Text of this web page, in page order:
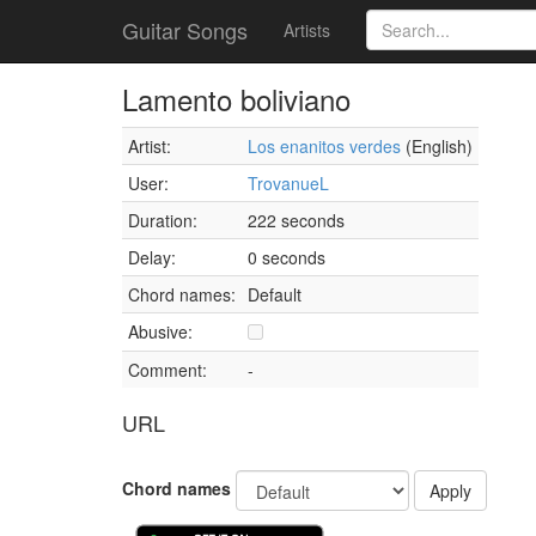
Guitar Songs Artists
Lamento boliviano
Artist: Los enanitos verdes (English)
User:
TrovanueL
Duration:
222 seconds
Delay:
0 seconds
Chord names: Default
Abusive:
Comment:
-
URL
Chord names Apply